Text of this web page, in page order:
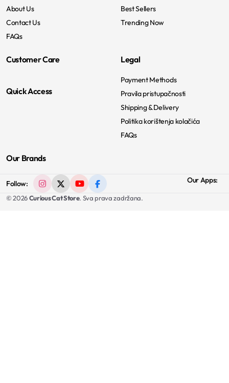
About Us
Contact Us
FAQs
Best Sellers
Trending Now
Customer Care
Quick Access
Legal
Payment Methods
Pravila pristupačnosti
Shipping & Delivery
Politika korištenja kolačića
FAQs
Our Brands
Follow: Our Apps:
© 2026Curious Cat Store. Sva prava zadržana.